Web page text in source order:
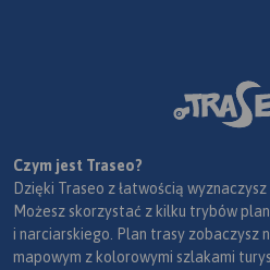
Czym jest Traseo?
Dzięki Traseo z łatwością
Możesz skorzystać z kilku trybów
i narciarskiego. Plan trasy zobaczysz
mapowym z kolorowymi szlakami